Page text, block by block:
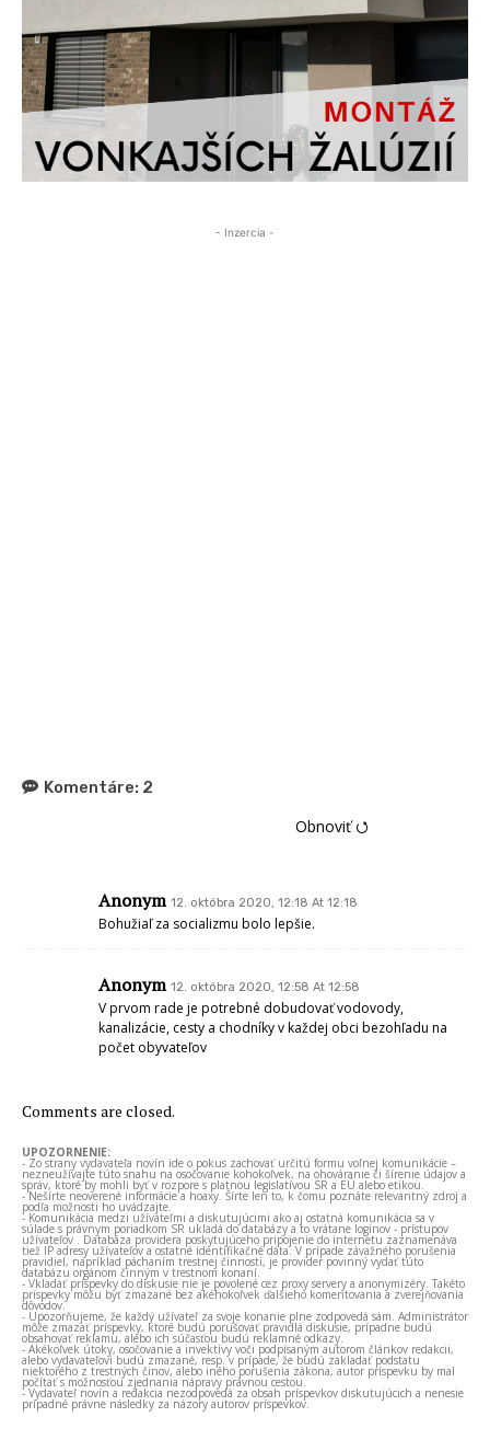
- Inzercia -
Komentáre: 2
Obnoviť ⭯
Anonym 12. októbra 2020, 12:18 At 12:18
Bohužiaľ za socializmu bolo lepšie.
Anonym 12. októbra 2020, 12:58 At 12:58
V prvom rade je potrebné dobudovať vodovody,
kanalizácie, cesty a chodníky v každej obci bezohľadu na
počet obyvateľov
Comments are closed.
UPOZORNENIE:
- Zo strany vydavateľa novín ide o pokus zachovať určitú formu voľnej komunikácie –
nezneužívajte túto snahu na osočovanie kohokoľvek, na ohováranie či šírenie údajov a
správ, ktoré by mohli byť v rozpore s platnou legislatívou SR a EÚ alebo etikou.
- Nešírte neoverené informácie a hoaxy. Šírte len to, k čomu poznáte relevantný zdroj a
podľa možnosti ho uvádzajte.
- Komunikácia medzi užívateľmi a diskutujúcimi ako aj ostatná komunikácia sa v
súlade s právnym poriadkom SR ukladá do databázy a to vrátane loginov - prístupov
užívateľov . Databáza providera poskytujúceho pripojenie do internetu zaznamenáva
tiež IP adresy užívateľov a ostatné identifikačné dáta. V prípade závažného porušenia
pravidiel, napríklad páchaním trestnej činnosti, je provider povinný vydať túto
databázu orgánom činným v trestnom konaní.
- Vkladať príspevky do diskusie nie je povolené cez proxy servery a anonymizéry. Takéto
príspevky môžu byť zmazané bez akéhokoľvek ďalšieho komentovania a zverejňovania
dôvodov.
- Upozorňujeme, že každý užívateľ za svoje konanie plne zodpovedá sám. Administrátor
môže zmazať príspevky, ktoré budú porušovať pravidlá diskusie, prípadne budú
obsahovať reklamu, alebo ich súčasťou budú reklamné odkazy.
- Akékoľvek útoky, osočovanie a invektívy voči podpísaným autorom článkov redakcii,
alebo vydavateľovi budú zmazané, resp. v prípade, že budú zakladať podstatu
niektorého z trestných činov, alebo iného porušenia zákona, autor príspevku by mal
počítať s možnosťou zjednania nápravy právnou cestou.
- Vydavateľ novín a redakcia nezodpovedá za obsah príspevkov diskutujúcich a nenesie
prípadné právne následky za názory autorov príspevkov.